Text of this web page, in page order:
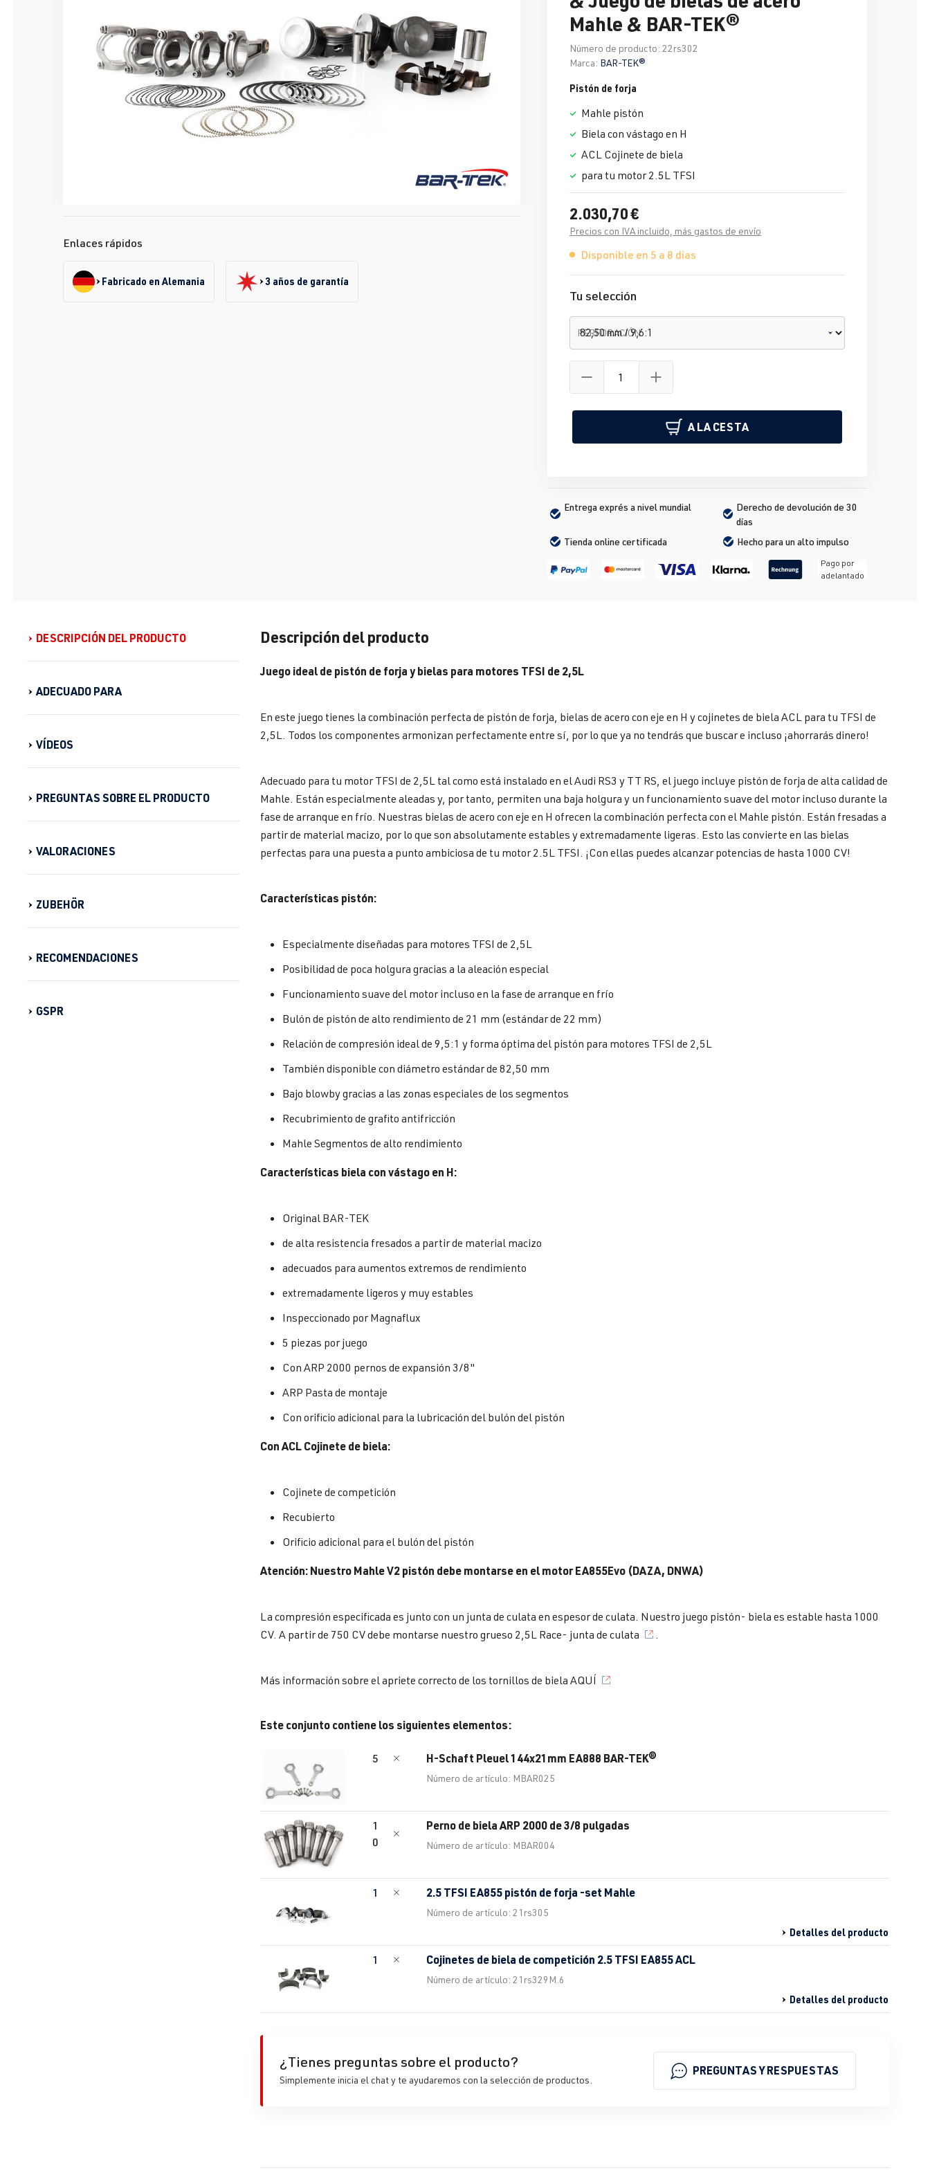
Enlaces rápidos
Fabricado en Alemania 3 años de garantía
Mahle & BAR-TEK®
Número de producto: 22rs302
Marca: BAR-TEK®
Pistón de forja
Mahle pistón
Biela con vástago en H
ACL Cojinete de biela
para tu motor 2.5L TFSI
2.030,70 €
Precios con IVA incluido, más gastos de envío
Disponible en 5 a 8 días
Tu selección
PERFORACIÓN
A LA CESTA
Entrega exprés a nivel mundial
Derecho de devolución de 30
días
Tienda online certificada
Hecho para un alto impulso
Pago por
adelantado
DESCRIPCIÓN DEL PRODUCTO
ADECUADO PARA
VÍDEOS
PREGUNTAS SOBRE EL PRODUCTO
VALORACIONES
ZUBEHÖR
RECOMENDACIONES
GSPR
Descripción del producto
Juego ideal de pistón de forja y bielas para motores TFSI de 2,5L
En este juego tienes la combinación perfecta de pistón de forja, bielas de acero con eje en H y cojinetes de biela ACL para tu TFSI de
2,5L. Todos los componentes armonizan perfectamente entre sí, por lo que ya no tendrás que buscar e incluso ¡ahorrarás dinero!
Adecuado para tu motor TFSI de 2,5L tal como está instalado en el Audi RS3 y TT RS, el juego incluye pistón de forja de alta calidad de
Mahle. Están especialmente aleadas y, por tanto, permiten una baja holgura y un funcionamiento suave del motor incluso durante la
fase de arranque en frío. Nuestras bielas de acero con eje en H ofrecen la combinación perfecta con el Mahle pistón. Están fresadas a
partir de material macizo, por lo que son absolutamente estables y extremadamente ligeras. Esto las convierte en las bielas
perfectas para una puesta a punto ambiciosa de tu motor 2.5L TFSI. ¡Con ellas puedes alcanzar potencias de hasta 1000 CV!
Características pistón:
Especialmente diseñadas para motores TFSI de 2,5L
Posibilidad de poca holgura gracias a la aleación especial
Funcionamiento suave del motor incluso en la fase de arranque en frío
Bulón de pistón de alto rendimiento de 21 mm (estándar de 22 mm)
Relación de compresión ideal de 9,5:1 y forma óptima del pistón para motores TFSI de 2,5L
También disponible con diámetro estándar de 82,50 mm
Bajo blowby gracias a las zonas especiales de los segmentos
Recubrimiento de grafito antifricción
Mahle Segmentos de alto rendimiento
Características biela con vástago en H:
Original BAR-TEK
de alta resistencia fresados a partir de material macizo
adecuados para aumentos extremos de rendimiento
extremadamente ligeros y muy estables
Inspeccionado por Magnaflux
5 piezas por juego
Con ARP 2000 pernos de expansión 3/8"
ARP Pasta de montaje
Con orificio adicional para la lubricación del bulón del pistón
Con ACL Cojinete de biela:
Cojinete de competición
Recubierto
Orificio adicional para el bulón del pistón
Atención: Nuestro Mahle V2 pistón debe montarse en el motor EA855Evo (DAZA, DNWA)
La compresión especificada es junto con un junta de culata en espesor de culata. Nuestro juego pistón- biela es estable hasta 1000
CV. A partir de 750 CV debe montarse nuestro grueso 2,5L Race- junta de culata
Más información sobre el apriete correcto de los tornillos de biela AQUÍ
Este conjunto contiene los siguientes elementos:
5 H-Schaft Pleuel 144x21mm EA888 BAR-TEK®
Número de artículo: MBAR025
1
0
Perno de biela ARP 2000 de 3/8 pulgadas
Número de artículo: MBAR004
1 2.5 TFSI EA855 pistón de forja -set Mahle
Número de artículo: 21rs305
Detalles del producto
1 Cojinetes de biela de competición 2.5 TFSI EA855 ACL
Número de artículo: 21rs329M.6
Detalles del producto
¿Tienes preguntas sobre el producto?
Simplemente inicia el chat y te ayudaremos con la selección de productos.
PREGUNTAS Y RESPUESTAS